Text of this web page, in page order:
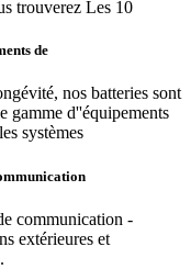
trouverez Les 10
de
nos batteries sont
gamme d''équipements
systèmes
communication -
extérieures et